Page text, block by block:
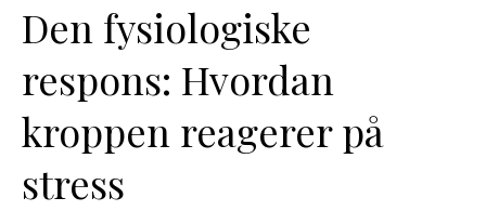
Den fysiologiske
respons: Hvordan
kroppen reagerer på
stress